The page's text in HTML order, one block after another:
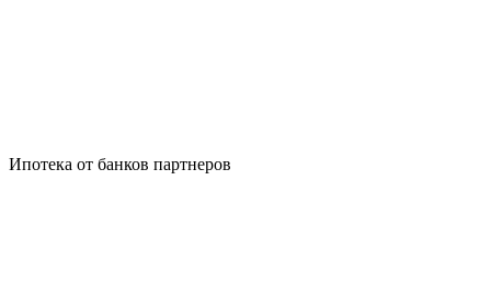
Ипотека от банков партнеров